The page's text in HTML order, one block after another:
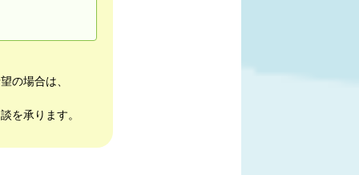
の場合は、
を承ります。